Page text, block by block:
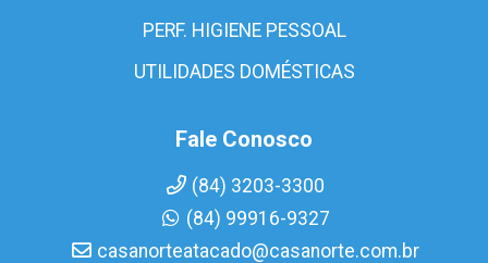
PERF. HIGIENE PESSOAL
UTILIDADES DOMÉSTICAS
Fale Conosco
(84) 3203-3300
(84) 99916-9327
casanorteatacado@casanorte.com.br